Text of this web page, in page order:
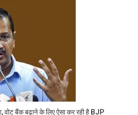
बैंक बढ़ाने के लिए ऐसा कर रही है BJP